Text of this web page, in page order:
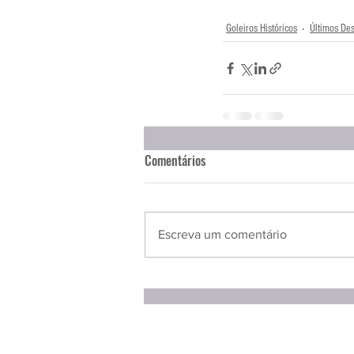
Goleiros Históricos Últimos
Comentários
Escreva um comentário